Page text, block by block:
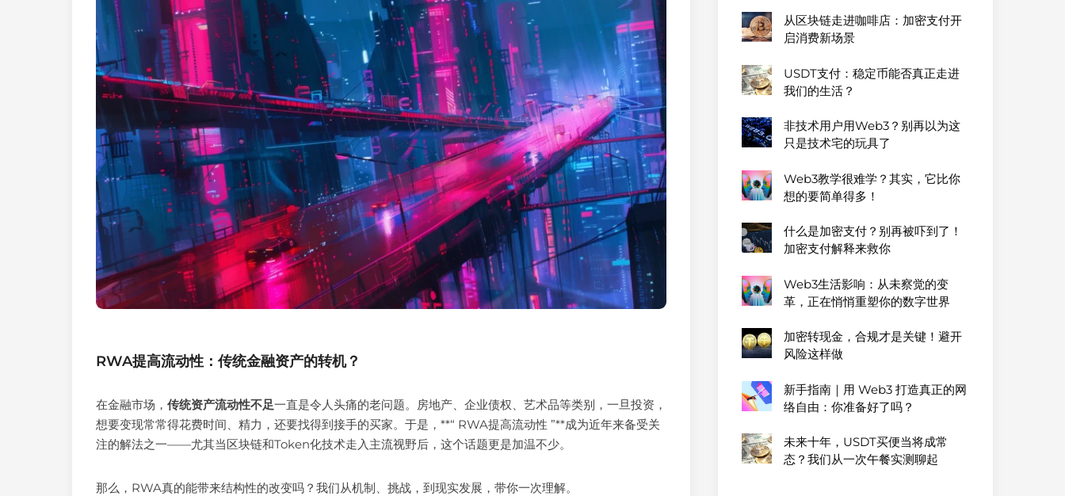
RWA提高流动性：传统金融资产的转机？
在金融市场， 传统资产流动性不足一直是令人头痛的老问题。房地产、企业债权、艺术品等类别，一旦投资，
想要变现常常得花费时间、精力，还要找得到接手的买家。于是，**“ RWA提高流动性 ”**成为近年来备受关
注的解法之一——尤其当区块链和Token化技术走入主流视野后，这个话题更是加温不少。
那么，RWA真的能带来结构性的改变吗？我们从机制、挑战，到现实发展，带你一次理解。
从区块链走进咖啡店：加密支付开
启消费新场景
USDT支付：稳定币能否真正走进
我们的生活？
非技术用户用Web3？别再以为这
只是技术宅的玩具了
Web3教学很难学？其实，它比你
想的要简单得多！
什么是加密支付？别再被吓到了！
加密支付解释来救你
Web3生活影响：从未察觉的变
革，正在悄悄重塑你的数字世界
加密转现金，合规才是关键！避开
风险这样做
新手指南｜用 Web3 打造真正的网
络自由：你准备好了吗？
未来十年，USDT买便当将成常
态？我们从一次午餐实测聊起